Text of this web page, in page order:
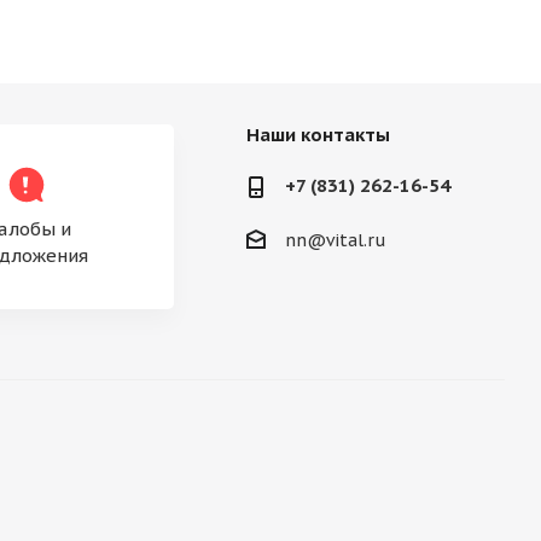
и
Наши контакты
+7 (831) 262-16-54
nn@vital.ru